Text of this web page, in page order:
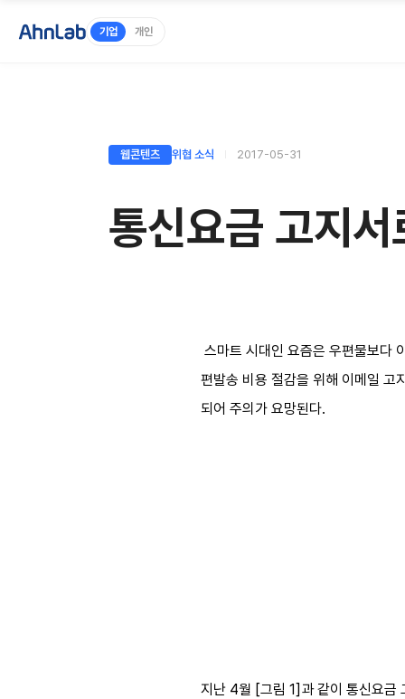
기업 개인
웹콘텐츠 위협 소식 2017-05-31
통신요금 고지
스마트 시대인 요즘은 우편물보다
편발송 비용 절감을 위해 이메일 고
되어 주의가 요망된다.
지난 4월 [그림 1]과 같이 통신요금